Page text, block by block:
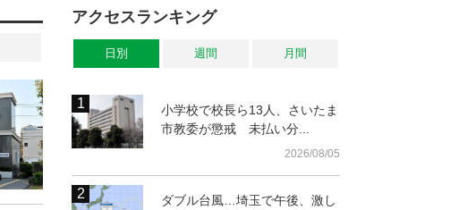
アクセスランキング
日別 週間 月間
小学校で校長ら13人、さいたま
市教委が懲戒 未払い分...
2026/08/05
ダブル台風…埼玉で午後、激し